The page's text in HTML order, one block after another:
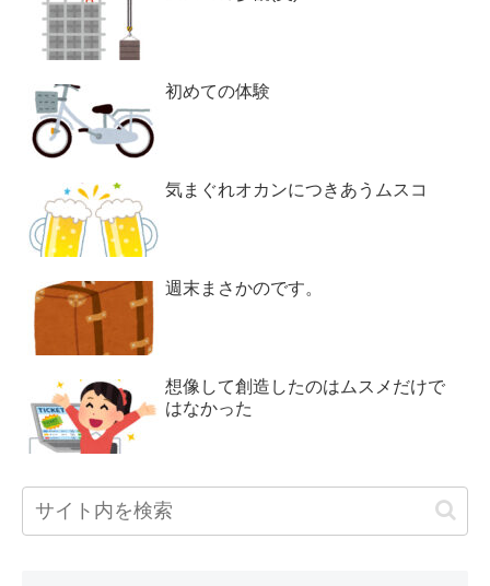
初めての体験
気まぐれオカンにつきあうムスコ
週末まさかのです。
想像して創造したのはムスメだけで
はなかった